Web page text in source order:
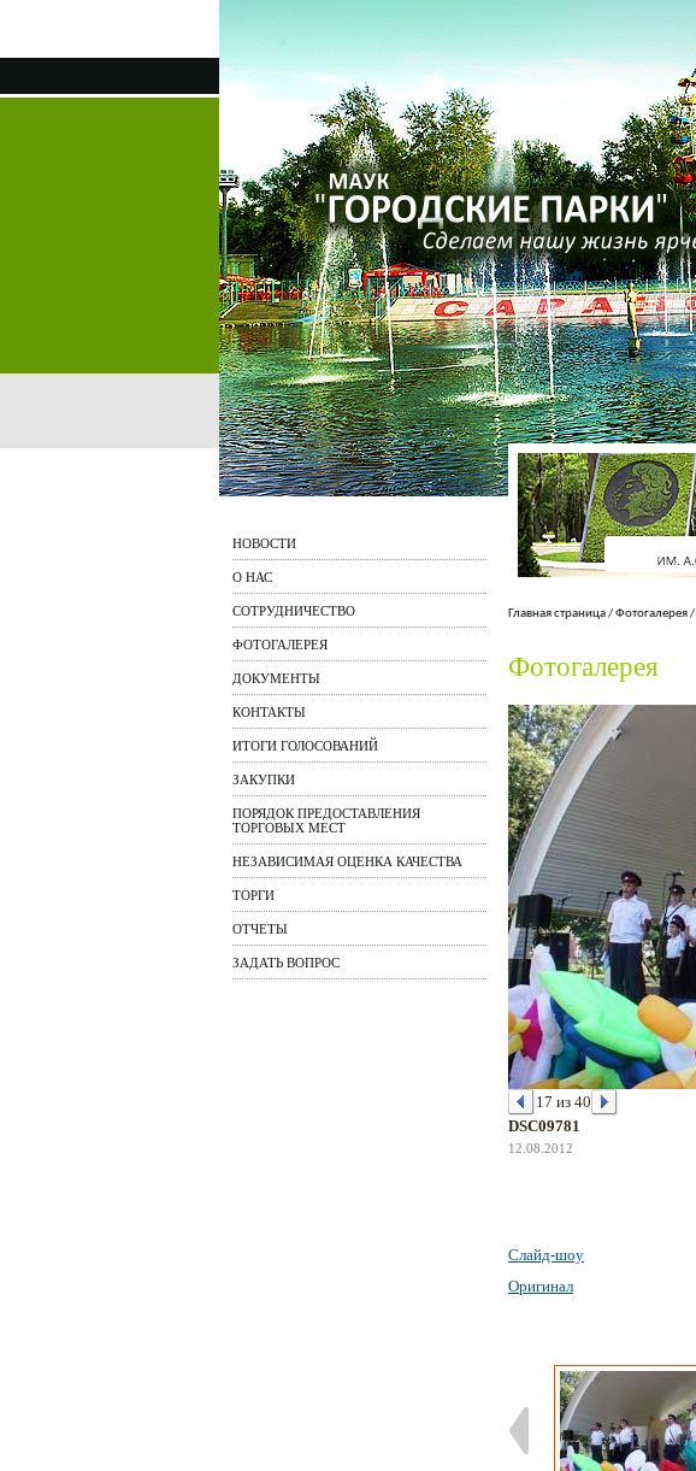
НОВОСТИ
О НАС
СОТРУДНИЧЕСТВО
ФОТОГАЛЕРЕЯ
ДОКУМЕНТЫ
КОНТАКТЫ
ИТОГИ ГОЛОСОВАНИЙ
ЗАКУПКИ
ПОРЯДОК ПРЕДОСТАВЛЕНИЯ
ТОРГОВЫХ МЕСТ
НЕЗАВИСИМАЯ ОЦЕНКА КАЧЕСТВА
ТОРГИ
ОТЧЕТЫ
ЗАДАТЬ ВОПРОС
Главная страница/Фотогалерея/
Фотогалерея
17 из 40
DSC09781
12.08.2012
Слайд-шоу
Оригинал